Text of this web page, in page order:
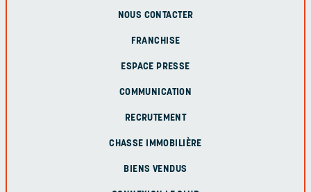
NOUS CONTACTER
FRANCHISE
ESPACE PRESSE
COMMUNICATION
RECRUTEMENT
CHASSE IMMOBILIÈRE
BIENS VENDUS